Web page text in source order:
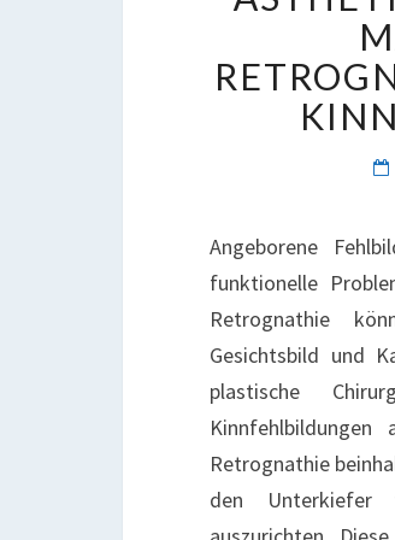
Angeborene
funktionelle
Retrognathie
Gesichtsbild und
plastische
Kinnfehlbildungen
Retrognathie
den Unterkiefer